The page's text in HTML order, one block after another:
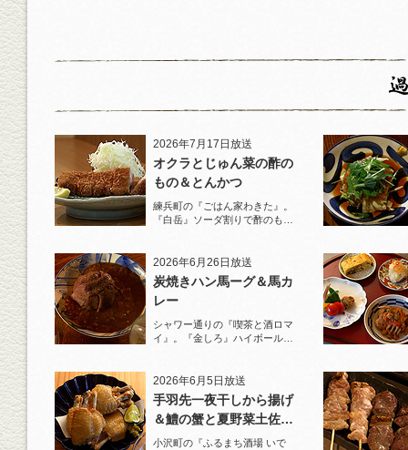
2026年7月17日放送
オクラとじゅん菜の酢の
もの＆とんかつ
練兵町の『ごはん家わきた』。
『白岳』ソーダ割りで酢のもの
2026年6月26日放送
炭焼きハン馬ーグ＆馬カ
レー
シャワー通りの『喫茶と酒ロマ
イ』。『金しろ』ハイボールで
2026年6月5日放送
手羽先一夜干しから揚げ
＆鱧の蟹と夏野菜土佐酢
ジュレがけ
小沢町の『ふるまち酒場 いで